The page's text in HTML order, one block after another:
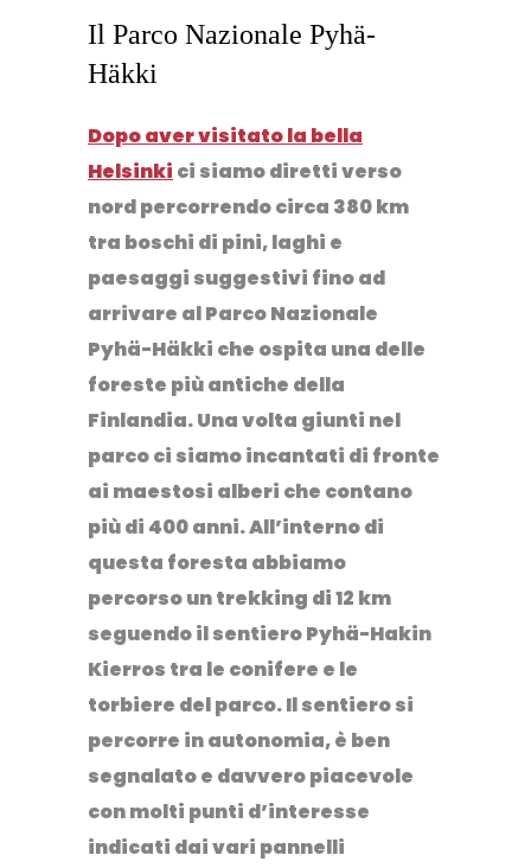
Il Parco Nazionale Pyhä-
Häkki
Dopo aver visitato la bella
Helsinki ci siamo diretti verso
nord percorrendo circa 380 km
tra boschi di pini, laghi e
paesaggi suggestivi fino ad
arrivare alParco Nazionale
Pyhä-Häkki che ospita una delle
foreste più antiche della
Finlandia. Una volta giunti nel
parco ci siamo incantati di fronte
ai maestosi alberi che contano
più di 400 anni. All’interno di
questa foresta abbiamo
percorso un trekking di 12 km
seguendo il sentiero Pyhä-Hakin
Kierros tra le conifere e le
torbiere del parco. Il sentiero si
percorre in autonomia, è ben
segnalato e davvero piacevole
con molti punti d’interesse
indicati dai vari pannelli